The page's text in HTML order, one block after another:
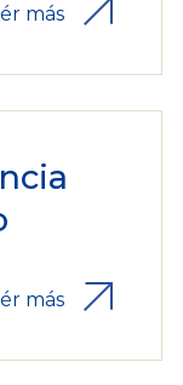
más
más